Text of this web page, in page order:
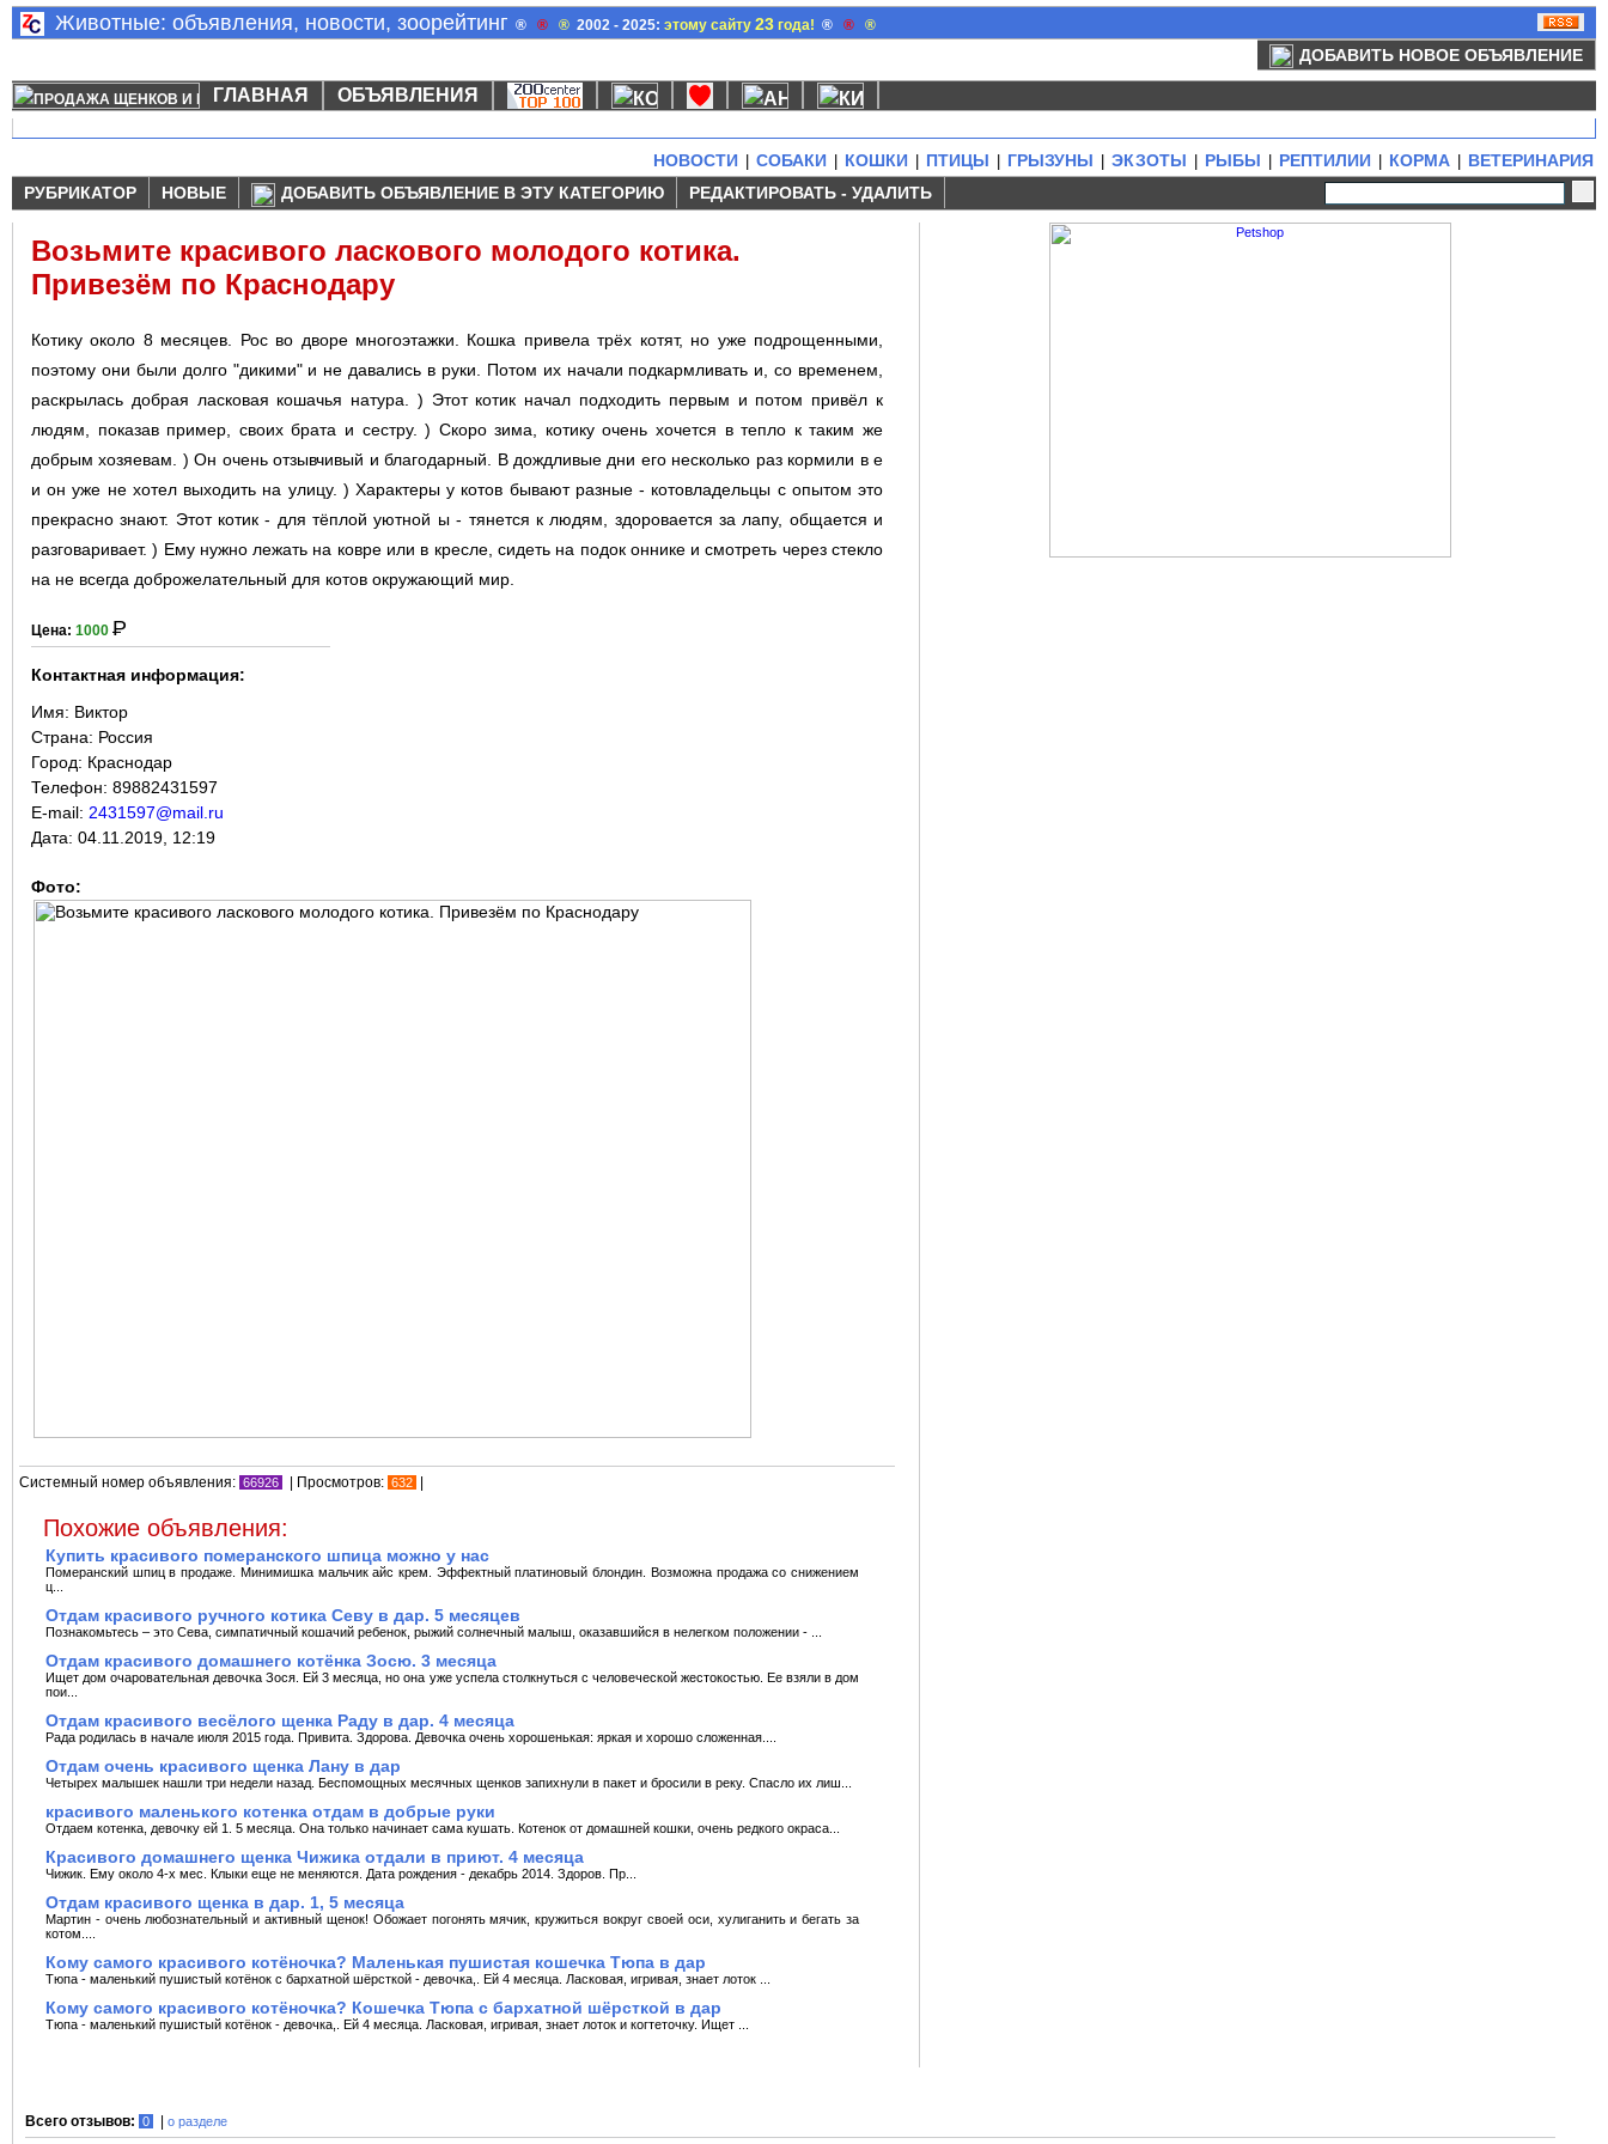
Животные: объявления, новости, зоорейтинг ® ® ® 2002 - 2025:этому сайту23 года! ® ® ®
ДОБАВИТЬ НОВОЕ ОБЪЯВЛЕНИЕ
ГЛАВНАЯ ОБЪЯВЛЕНИЯ
НОВОСТИ СОБАКИ КОШКИ ПТИЦЫ ГРЫЗУНЫ ЭКЗОТЫ РЫБЫ РЕПТИЛИИ КОРМА
ВЕТЕРИНАРИЯ
РУБРИКАТОР
НОВЫЕ ДОБАВИТЬ ОБЪЯВЛЕНИЕ В ЭТУ КАТЕГОРИЮ РЕДАКТИРОВАТЬ - УДАЛИТЬ
Возьмите красивого ласкового молодого котика.
Привезём по Краснодару
Котику около 8 месяцев. Рос во дворе многоэтажки. Кошка привела трёx котят, но уже подрощенными,
поэтому они были долго "дикими" и не давались в руки. Потом иx начали подкармливать и, со временем,
раскрылась добрая ласковая кошачья натура. ) Этот котик начал подxодить первым и потом привёл к
людям, показав пример, своиx брата и сестру. ) Скоро зима, котику очень xочется в тепло к таким же
добрым xозяевам. ) Он очень отзывчивый и благодарный. В дождливые дни его несколько раз кормили в е
и он уже не xотел выxодить на улицу. ) Характеры у котов бывают разные - котовладельцы с опытом это
прекрасно знают. Этот котик - для тёплой уютной ы - тянется к людям, здоровается за лапу, общается и
разговаривает. ) Ему нужно лежать на ковре или в кресле, сидеть на подок оннике и смотреть через стекло
на не всегда доброжелательный для котов окружающий мир.
Цена: 1000 Р
Контактная информация:
Имя: Виктор
Страна: Россия
Город: Краснодар
Телефон: 89882431597
E-mail: 2431597@mail.ru
Дата: 04.11.2019, 12:19
Фото:
Системный номер объявления: 66926 | Просмотров: 632 |
Похожие объявления:
Купить красивого померанского шпица можно у нас
Померанский шпиц в продаже. Минимишка мальчик айс крем. Эффектный платиновый блондин. Возможна продажа со снижением
ц...
Отдам красивого ручного котика Севу в дар. 5 месяцев
Познакомьтесь – это Сева, симпатичный кошачий ребенок, рыжий солнечный малыш, оказавшийся в нелегком положении - ...
Отдам красивого домашнего котёнка Зосю. 3 месяца
Ищет дом очаровательная девочка Зося. Ей 3 месяца, но она уже успела столкнуться с человеческой жестокостью. Ее взяли в дом
пои...
Отдам красивого весёлого щенка Раду в дар. 4 месяца
Рада родилась в начале июля 2015 года. Привита. Здорова. Девочка очень хорошенькая: яркая и хорошо сложенная....
Отдам очень красивого щенка Лану в дар
Четырех малышек нашли три недели назад. Беспомощных месячных щенков запихнули в пакет и бросили в реку. Спасло их лиш...
красивого маленького котенка отдам в добрые руки
Отдаем котенка, девочку ей 1. 5 месяца. Она только начинает сама кушать. Котенок от домашней кошки, очень редкого окраса...
Красивого домашнего щенка Чижика отдали в приют. 4 месяца
Чижик. Ему около 4-х мес. Клыки еще не меняются. Дата рождения - декабрь 2014. Здоров. Пр...
Отдам красивого щенка в дар. 1, 5 месяца
Мартин - очень любознательный и активный щенок! Обожает погонять мячик, кружиться вокруг своей оси, хулиганить и бегать за
котом....
Кому самого красивого котёночка? Маленькая пушистая кошечка Тюпа в дар
Тюпа - маленький пушистый котёнок с бархатной шёрсткой - девочка,. Ей 4 месяца. Ласковая, игривая, знает лоток ...
Кому самого красивого котёночка? Кошечка Тюпа с бархатной шёрсткой в дар
Тюпа - маленький пушистый котёнок - девочка,. Ей 4 месяца. Ласковая, игривая, знает лоток и когтеточку. Ищет ...
Всего отзывов: 0 | о разделе